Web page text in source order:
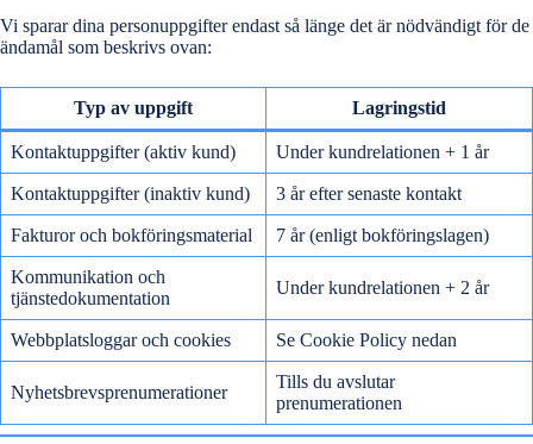
Vi sparar dina personuppgifter endast så länge det är nödvändigt för de
ändamål som beskrivs ovan:
Typ av uppgift Lagringstid
Kontaktuppgifter (aktiv kund) Under kundrelationen + 1 år
Kontaktuppgifter (inaktiv kund) 3 år efter senaste kontakt
Fakturor och bokföringsmaterial 7 år (enligt bokföringslagen)
Kommunikation och
tjänstedokumentation
Under kundrelationen + 2 år
Webbplatsloggar och cookies Se Cookie Policy nedan
Nyhetsbrevsprenumerationer
Tills du avslutar
prenumerationen